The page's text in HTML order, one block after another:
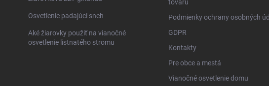
Osvetlenie padajúci sneh
Aké žiarovky použiť na vianočné
osvetlenie listnatého stromu
tovaru
Podmienky ochrany osobných
GDPR
Kontakty
Pre obce a mestá
Vianočné osvetlenie domu